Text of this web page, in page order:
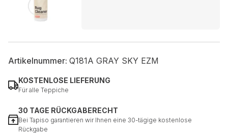
Artikelnummer: Q181A GRAY SKY EZM
KOSTENLOSE LIEFERUNG
Für alle Teppiche
30 TAGE RÜCKGABERECHT
Bei Tapiso garantieren wir Ihnen eine 30-tägige kostenlose
Rückgabe